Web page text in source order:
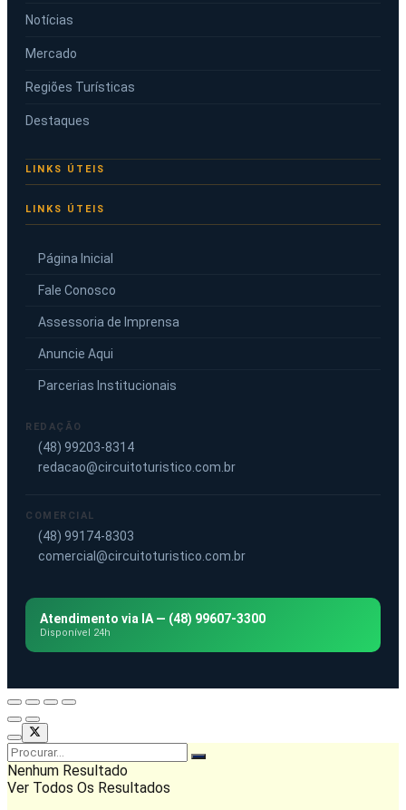
Notícias
Mercado
Regiões Turísticas
Destaques
LINKS ÚTEIS
Página Inicial
Fale Conosco
Assessoria de Imprensa
Anuncie Aqui
Parcerias Institucionais
REDAÇÃO
(48) 99203-8314
redacao@circuitoturistico.com.br
COMERCIAL
(48) 99174-8303
comercial@circuitoturistico.com.br
Atendimento via IA — (48) 99607-3300
Disponível 24h
Nenhum Resultado
Ver Todos Os Resultados